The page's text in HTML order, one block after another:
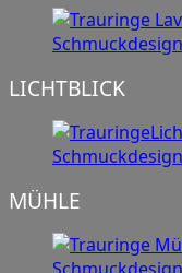
LICHTBLICK
MÜHLE